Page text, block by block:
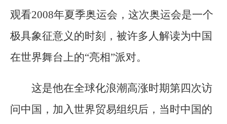
观看2008年夏季奥运会，这次奥运会是一个
极具象征意义的时刻，被许多人解读为中国
在世界舞台上的“亮相”派对。
这是他在全球化浪潮高涨时期第四次访
问中国，加入世界贸易组织后，当时中国的